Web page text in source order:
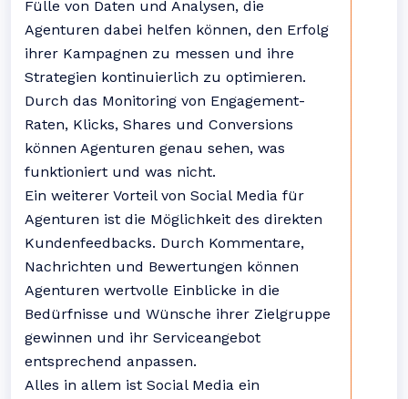
Fülle von Daten und Analysen, die
Agenturen dabei helfen können, den Erfolg
ihrer Kampagnen zu messen und ihre
Strategien kontinuierlich zu optimieren.
Durch das Monitoring von Engagement-
Raten, Klicks, Shares und Conversions
können Agenturen genau sehen, was
funktioniert und was nicht.
Ein weiterer Vorteil von Social Media für
Agenturen ist die Möglichkeit des direkten
Kundenfeedbacks. Durch Kommentare,
Nachrichten und Bewertungen können
Agenturen wertvolle Einblicke in die
Bedürfnisse und Wünsche ihrer Zielgruppe
gewinnen und ihr Serviceangebot
entsprechend anpassen.
Alles in allem ist Social Media ein